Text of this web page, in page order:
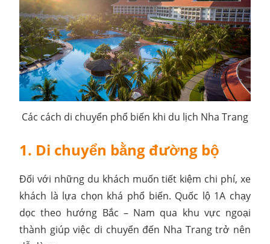
Các cách di chuyển phổ biến khi du lịch Nha Trang
1. Di chuyển bằng đường bộ
Đối với những du khách muốn tiết kiệm chi phí, xe
khách là lựa chọn khá phổ biến. Quốc lộ 1A chạy
dọc theo hướng Bắc – Nam qua khu vực ngoại
thành giúp việc di chuyển đến Nha Trang trở nên